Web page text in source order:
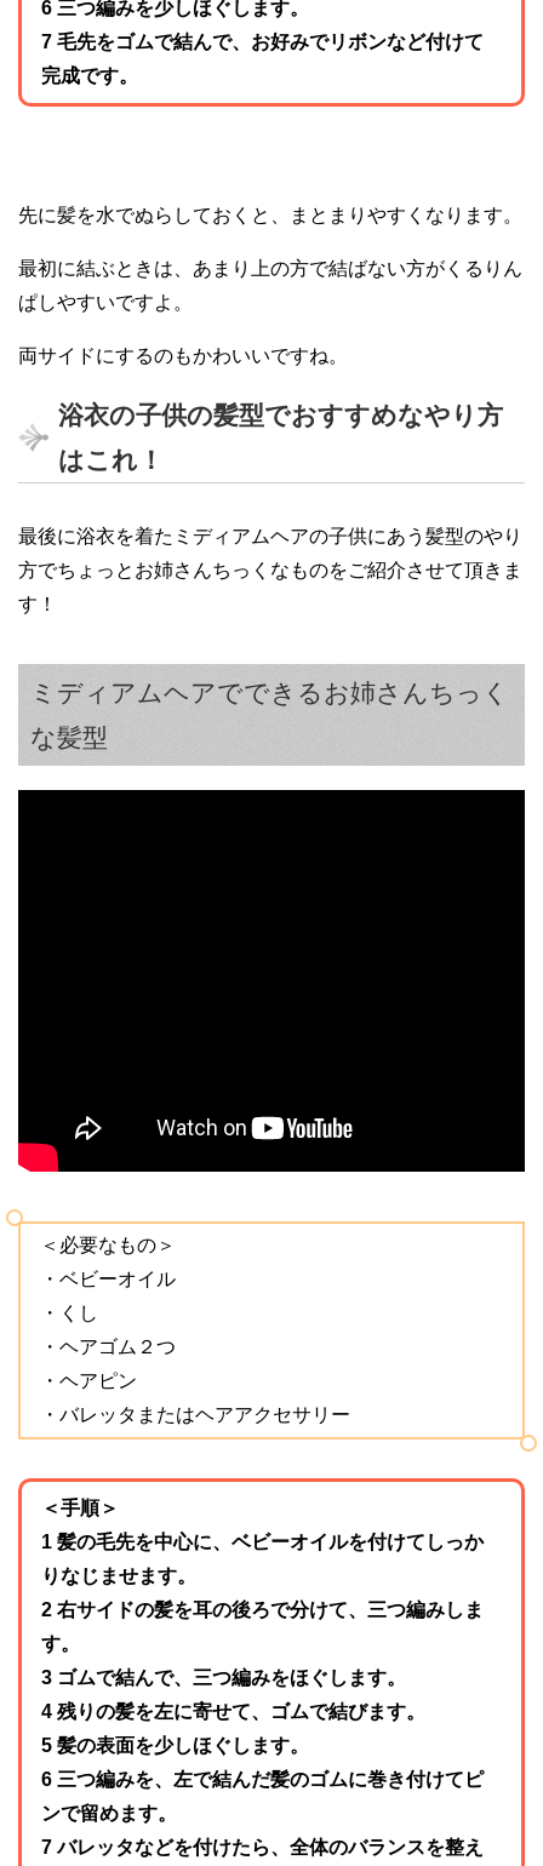
6 三つ編みを少しほぐします。
7 毛先をゴムで結んで、お好みでリボンなど付けて
完成です。
先に髪を水でぬらしておくと、まとまりやすくなります。
最初に結ぶときは、あまり上の方で結ばない方がくるりん
ぱしやすいですよ。
両サイドにするのもかわいいですね。
浴衣の子供の髪型でおすすめなやり方
はこれ！
最後に浴衣を着たミディアムヘアの子供にあう髪型のやり
方でちょっとお姉さんちっくなものをご紹介させて頂きま
す！
ミディアムヘアでできるお姉さんちっく
な髪型
＜必要なもの＞
・ベビーオイル
・くし
・ヘアゴム２つ
・ヘアピン
・バレッタまたはヘアアクセサリー
＜手順＞
1 髪の毛先を中心に、ベビーオイルを付けてしっか
りなじませます。
2 右サイドの髪を耳の後ろで分けて、三つ編みしま
す。
3 ゴムで結んで、三つ編みをほぐします。
4 残りの髪を左に寄せて、ゴムで結びます。
5 髪の表面を少しほぐします。
6 三つ編みを、左で結んだ髪のゴムに巻き付けてピ
ンで留めます。
7 バレッタなどを付けたら、全体のバランスを整え